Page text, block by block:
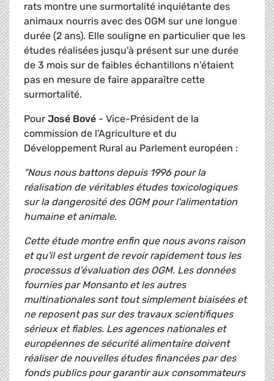
rats montre une surmortalité inquiétante des
animaux nourris avec des OGM sur une longue
durée (2 ans). Elle souligne en particulier que les
études réalisées jusqu'à présent sur une durée
de 3 mois sur de faibles échantillons n'étaient
pas en mesure de faire apparaître cette
surmortalité.
Pour José Bové - Vice-Président de la
commission de l'Agriculture et du
Développement Rural au Parlement européen :
"Nous nous battons depuis 1996 pour la
réalisation de véritables études toxicologiques
sur la dangerosité des OGM pour l'alimentation
humaine et animale.
Cette étude montre enfin que nous avons raison
et qu'il est urgent de revoir rapidement tous les
processus d'évaluation des OGM. Les données
fournies par Monsanto et les autres
multinationales sont tout simplement biaisées et
ne reposent pas sur des travaux scientifiques
sérieux et fiables. Les agences nationales et
européennes de sécurité alimentaire doivent
réaliser de nouvelles études financées par des
fonds publics pour garantir aux consommateurs